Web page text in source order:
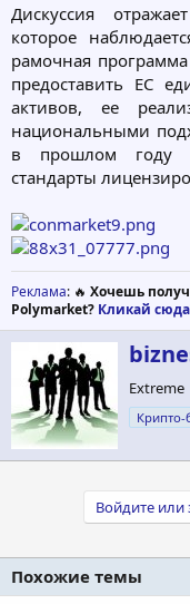
Дискуссия
которое
рамочная
предоставить ЕС
активов, ее
национальными
в прошлом году
стандарты
Реклама: 🔥 Хочешь
Polymarket? Кликай
А
в
т
о
р
Extreme
Крипто-
Войдите или
Похожие темы